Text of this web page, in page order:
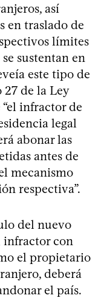
así
en traslado de
límites
sustentan en
este tipo de
27 de la Ley
“el infractor de
legal
abonar las
antes de
mecanismo
respectiva”.
del nuevo
infractor con
el propietario
deberá
el país.